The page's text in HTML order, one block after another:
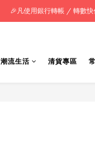
🎉凡使用銀行轉帳 / 轉數
🎉凡使用銀行轉帳 / 轉數
潮流生活 清貨專區